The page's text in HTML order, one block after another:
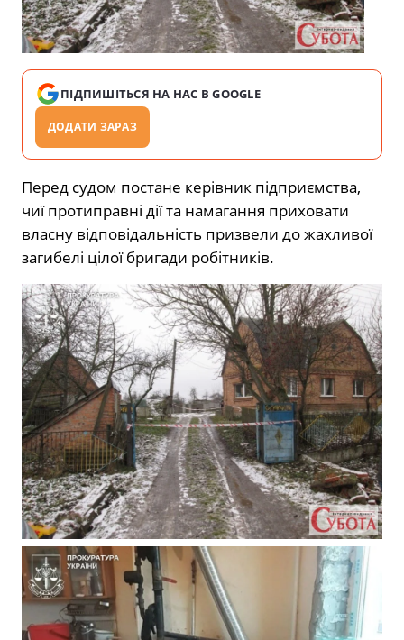
ПІДПИШІТЬСЯ НА НАС В GOOGLE
ДОДАТИ ЗАРАЗ
Перед судом постане керівник підприємства,
чиї протиправні дії та намагання приховати
власну відповідальність призвели до жахливої
загибелі цілої бригади робітників.